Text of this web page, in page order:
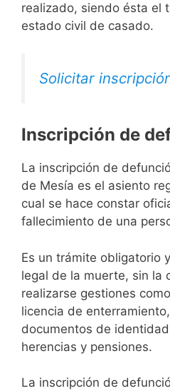
realizado, siendo ésta el
estado civil de casado.
Solicitar
Inscripción de
La inscripción de
de Mesía es el asiento
cual se hace constar
fallecimiento de una
Es un trámite obligatorio
legal de la muerte, sin la
realizarse gestiones
licencia de
documentos de
herencias y pensiones.
La inscripción de